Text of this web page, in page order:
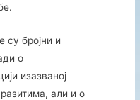
су бројни и
о
изазваној
али и о